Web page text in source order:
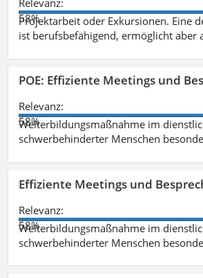
Relevanz:
58%
Projektarbeit oder Exkursionen. Eine
ist berufsbefähigend, ermöglicht aber
POE: Effiziente Meetings und
Relevanz:
58%
Weiterbildungsmaßnahme im
schwerbehinderter Menschen
Effiziente Meetings und
Relevanz:
58%
Weiterbildungsmaßnahme im
schwerbehinderter Menschen